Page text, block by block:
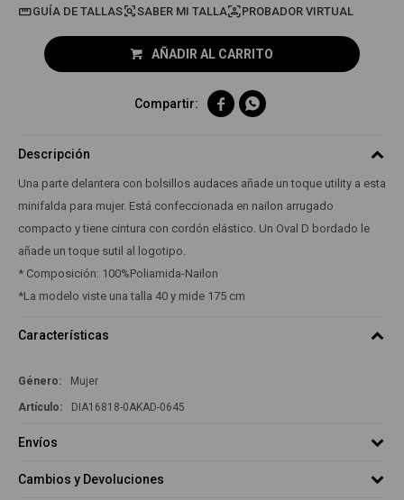
GUÍA DE TALLAS PROBADOR VIRTUAL
AÑADIR AL CARRITO
 
Descripción
Una parte delantera con bolsillos audaces añade un toque utility a esta
minifalda para mujer. Está confeccionada en nailon arrugado
compacto y tiene cintura con cordón elástico. Un Oval D bordado le
añade un toque sutil al logotipo.
* Composición: 100%Poliamida-Nailon
*La modelo viste una talla 40 y mide 175 cm
Características
Género Mujer
DIA16818-0AKAD-0645
Envíos
Cambios y Devoluciones